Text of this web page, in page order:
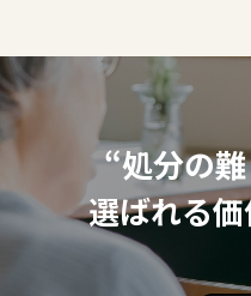
“処分の
選ばれる